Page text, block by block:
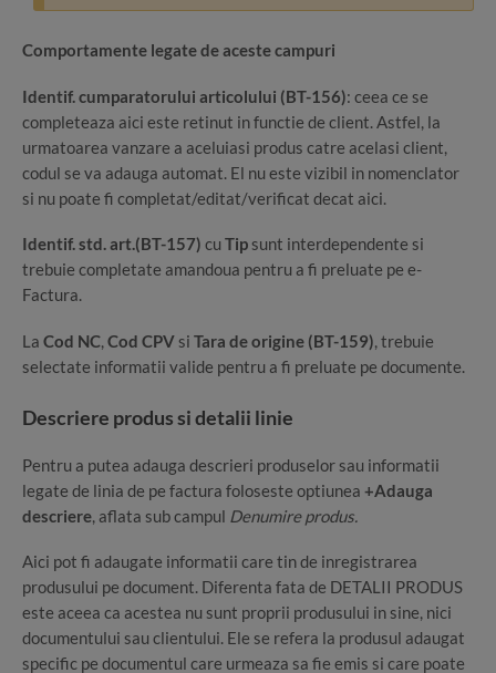
Comportamente legate de aceste campuri
Identif. cumparatorului articolului (BT-156): ceea ce se
completeaza aici este retinut in functie de client. Astfel, la
urmatoarea vanzare a aceluiasi produs catre acelasi client,
codul se va adauga automat. El nu este vizibil in nomenclator
si nu poate fi completat/editat/verificat decat aici.
Identif. std. art.(BT-157) cu Tip sunt interdependente si
trebuie completate amandoua pentru a fi preluate pe e-
Factura.
La Cod NC Cod CPV si Tara de origine (BT-159) , trebuie
selectate informatii valide pentru a fi preluate pe documente.
Descriere produs si detalii linie
Pentru a putea adauga descrieri produselor sau informatii
legate de linia de pe factura foloseste optiunea +Adauga
descriere , aflata sub campul Denumire produs.
Aici pot fi adaugate informatii care tin de inregistrarea
produsului pe document. Diferenta fata de DETALII PRODUS
este aceea ca acestea nu sunt proprii produsului in sine, nici
documentului sau clientului. Ele se refera la produsul adaugat
specific pe documentul care urmeaza sa fie emis si care poate